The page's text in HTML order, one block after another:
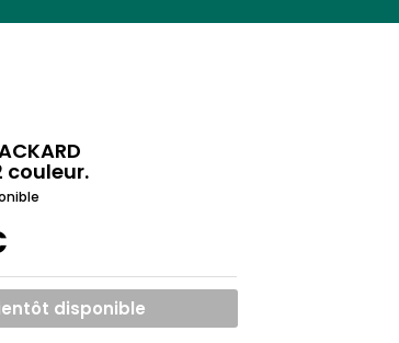
couleur.
disponible